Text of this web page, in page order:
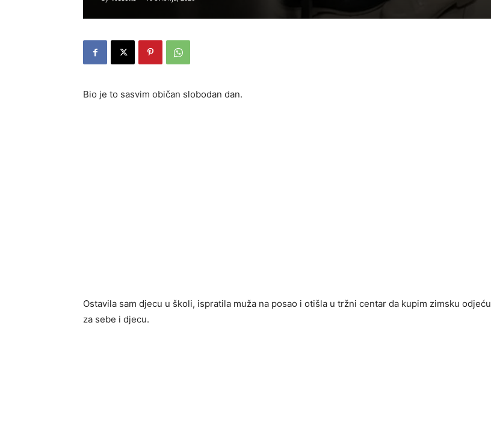
Bio je to sasvim običan slobodan dan.
Ostavila sam djecu u školi, ispratila muža na posao i otišla u tržni centar da kupim zimsku odjeću
za sebe i djecu.